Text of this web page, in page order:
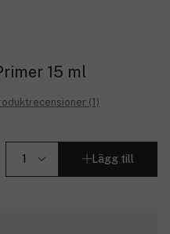
15 ml
(1)
Lägg till